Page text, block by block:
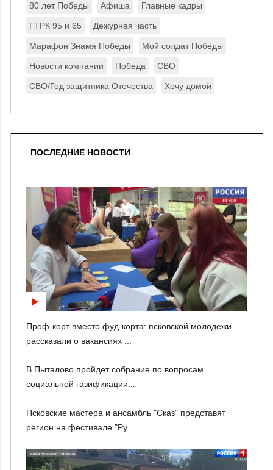
80 лет Победы Афиша Главные кадры
ГТРК 95 и 65 Дежурная часть
Марафон Знамя Победы Мой солдат Победы
Новости компании Победа СВО
СВО/Год защитника Отечества Хочу домой
ПОСЛЕДНИЕ НОВОСТИ
Проф-корт вместо фуд-корта: псковской молодежи
рассказали о вакансиях ...
В Пыталово пройдет собрание по вопросам
социальной газификации...
Псковские мастера и ансамбль "Сказ" представят
регион на фестивале "Ру...